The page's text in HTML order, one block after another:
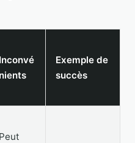
Inconvé
nients
Exemple de
succès
Peut